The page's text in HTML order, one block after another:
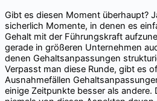
Gibt es diesen Moment überhaupt?
sicherlich Momente, in denen es
Gehalt mit der Führungskraft
gerade in größeren Unternehmen
denen Gehaltsanpassungen
Verpasst man diese Runde, gibt es
Ausnahmefällen
einige Zeitpunkte besser als andere.